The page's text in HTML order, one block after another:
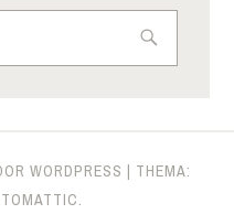
WORDPRESS | THEMA:
.